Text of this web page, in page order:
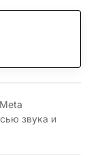
Meta
звука и